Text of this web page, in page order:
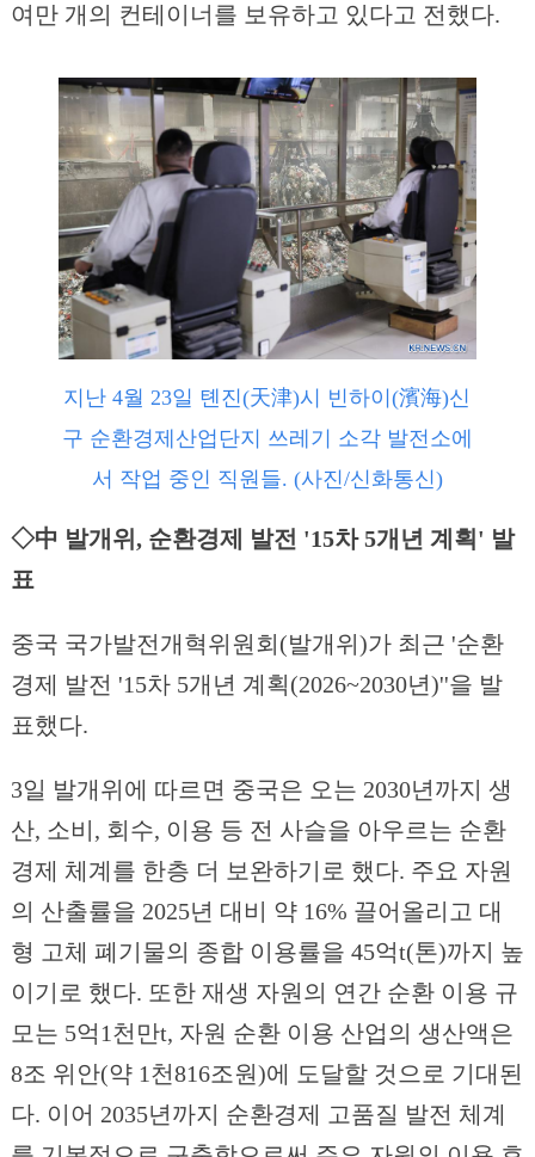
여만 개의 컨테이너를 보유하고 있다고 전했다.
지난 4월 23일 톈진(天津)시 빈하이(濱海)신
구 순환경제산업단지 쓰레기 소각 발전소에
서 작업 중인 직원들. (사진/신화통신)
◇中 발개위, 순환경제 발전 '15차 5개년 계획' 발
표
중국 국가발전개혁위원회(발개위)가 최근 '순환
경제 발전 '15차 5개년 계획(2026~2030년)''을 발
표했다.
3일 발개위에 따르면 중국은 오는 2030년까지 생
산, 소비, 회수, 이용 등 전 사슬을 아우르는 순환
경제 체계를 한층 더 보완하기로 했다. 주요 자원
의 산출률을 2025년 대비 약 16% 끌어올리고 대
형 고체 폐기물의 종합 이용률을 45억t(톤)까지 높
이기로 했다. 또한 재생 자원의 연간 순환 이용 규
모는 5억1천만t, 자원 순환 이용 산업의 생산액은
8조 위안(약 1천816조원)에 도달할 것으로 기대된
다. 이어 2035년까지 순환경제 고품질 발전 체계